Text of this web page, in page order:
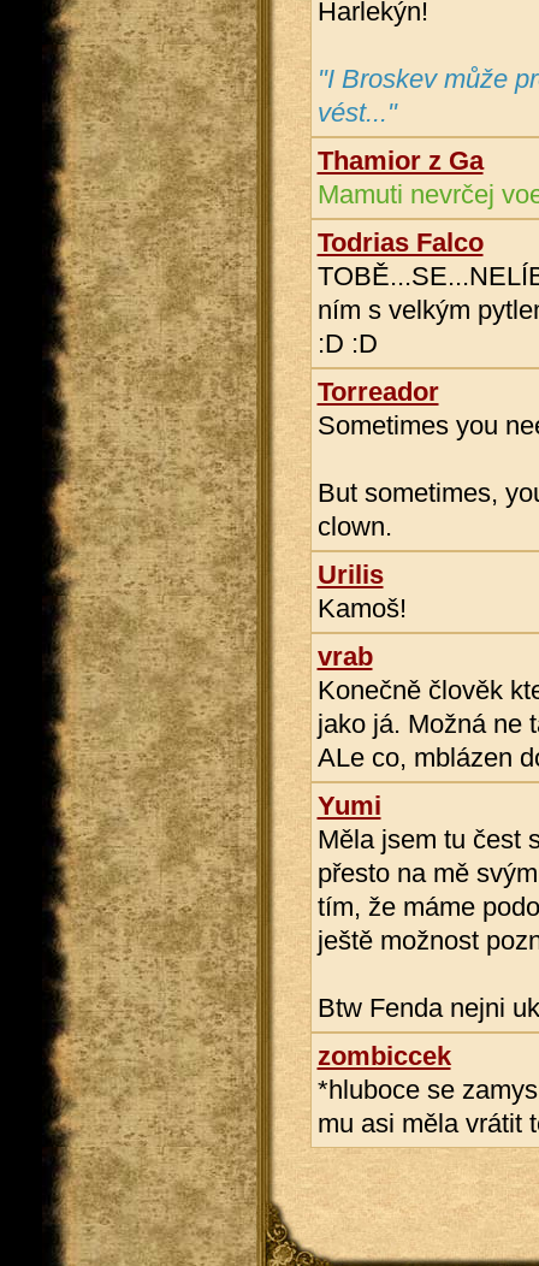
Harlekýn!
"I Broskev může
vést..."
Thamior z Ga
Mamuti nevrčej
Todrias Falco
ním s velkým
:D :D
Torreador
Sometimes you
But sometimes,
clown.
Urilis
Kamoš!
vrab
Konečně člověk
jako já. Možná ne
ALe co, mblázen
Yumi
Měla jsem tu čest
přesto na mě
tím, že máme
ještě možnost
Btw Fenda nejni
zombiccek
*hluboce se
mu asi měla vrátit